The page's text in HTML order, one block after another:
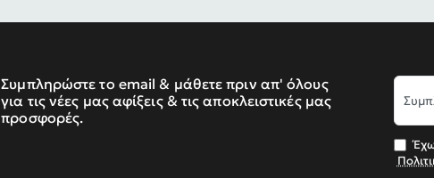
Συμπληρώστε το email & μάθετε πριν απ' όλους
για τις νέες μας αφίξεις & τις αποκλειστικές μας
προσφορές.
το
email
σας
Έχω